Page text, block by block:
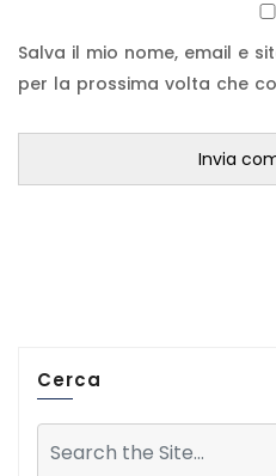
Salva il mio nome, email e
per la prossima volta che
Cerca